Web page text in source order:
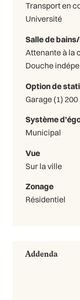
Transport en
Université
Salle de
Attenante à la
Douche
Option de
Garage (1)
Système
Municipal
Vue
Sur la ville
Zonage
Résidentiel
Addenda